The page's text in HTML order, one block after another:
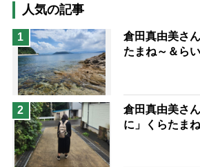
高木ブー
ケアマネジャー
猫が母になつきません
息子の遠距離介護サバイバル術
兄がボケました
予防法
人気の記事
1
倉田真由美さ
たまね～＆ら
2
倉田真由美さ
に」くらたま